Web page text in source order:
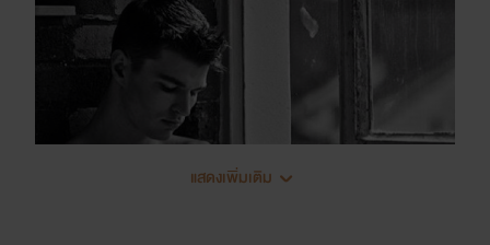
แสดงเพิ่มเติม